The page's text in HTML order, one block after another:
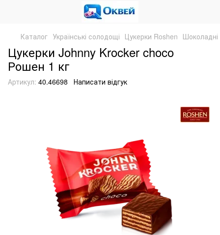
Каталог Українські солодощі Цукерки Roshen
Цукерки Johnny Krocker choco
Рошен 1 кг
Артикул: 40.46698 Написати відгук